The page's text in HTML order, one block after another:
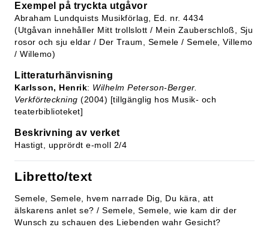
Exempel på tryckta utgåvor
Abraham Lundquists Musikförlag, Ed. nr. 4434
(Utgåvan innehåller Mitt trollslott / Mein Zauberschloß, Sju
rosor och sju eldar / Der Traum, Semele / Semele, Villemo
/ Willemo)
Litteraturhänvisning
Karlsson, Henrik: Wilhelm Peterson-Berger.
Verkförteckning (2004) [tillgänglig hos Musik- och
teaterbiblioteket]
Beskrivning av verket
Hastigt, upprördt e-moll 2/4
Libretto/text
Semele, Semele, hvem narrade Dig, Du kära, att
älskarens anlet se? / Semele, Semele, wie kam dir der
Wunsch zu schauen des Liebenden wahr Gesicht?